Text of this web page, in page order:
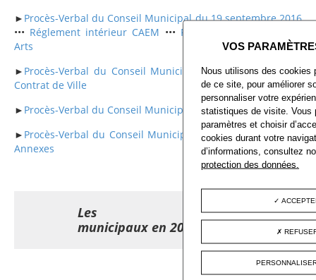
► Procès-Verbal du Conseil Municipal du 19 septembre 2016
••• Réglement intérieur CAEM ••• Réglement du Salon des
Arts
► Procès-Verbal du Conseil Municipal du 20 juin 2016•••
Contrat de Ville
► Procès-Verbal du Conseil Municipal du 4 avril 2016
► Procès-Verbal du Conseil Municipal du 29 février 2016•••
Annexes
Les Conseils
municipaux en 2015
Nous utilisons des cookies
de ce site, pour améliorer
personnaliser votre
statistiques de visite. Vous
paramètres et choisir
cookies durant votre
d’informations, consultez
protection des données.